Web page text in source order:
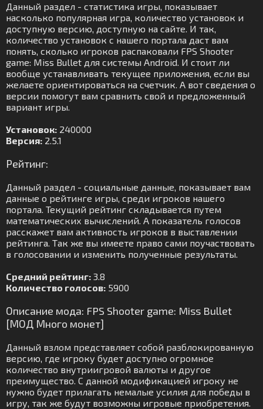
Данный раздел - статистика игры, показывает
насколько популярная игра, количество установок и
доступную версию, доступную на сайте. И так,
количество установок с нашего портала даст вам
понять, сколько игроков распаковали FPS Shooter
game: Miss Bullet для системы Android. И стоит ли
вообще устанавливать текущее приложения, если вы
желаете ориентироваться на счетчик. А вот сведения о
версии помогут вам сравнить свой и предложенный
вариант игры.
Установок: 240000
Версия: 2.5.1
Рейтинг:
Данный раздел - социальные данные, показывает вам
данные о рейтинге игры, среди игроков нашего
портала. Текущий рейтинг складывается путем
математических вычислений. А показатель голосов
расскажет вам активность игроков в выставлении
рейтинга. Так же вы имеете право сами поучаствовать
в голосовании и изменить полученные результаты.
Средний рейтинг: 3.8
Количество голосов: 5900
Описание мода: FPS Shooter game: Miss Bullet
[МОД Много монет]
Данный взлом представляет собой разблокированную
версию, где игроку будет доступно огромное
количество внутриигровой валюты и другое
преимущество. С данной модификацией игроку не
нужно будет прилагать немалые усилия для победы в
игру, так же будут возможны игровые приобретения.